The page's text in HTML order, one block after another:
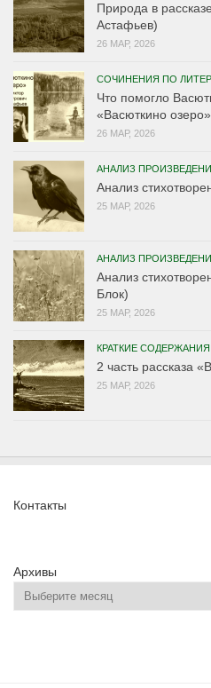
Природа в
Астафьев)
26 МАР, 2026
СОЧИНЕНИЯ ПО
Что помогло
«Васюткино
26 МАР, 2026
АНАЛИЗ
Анализ
25 МАР, 2026
АНАЛИЗ
Анализ
Блок)
25 МАР, 2026
КРАТКИЕ СОДЕРЖАНИЯ
2 часть рассказа
25 МАР, 2026
Контакты
Архивы